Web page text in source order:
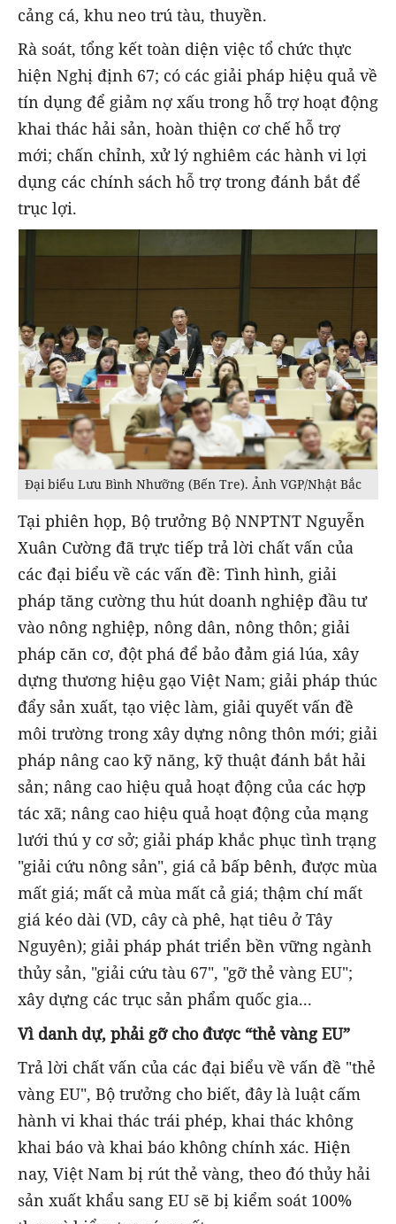
cảng cá, khu neo trú tàu, thuyền.
Rà soát, tổng kết toàn diện việc tổ chức thực
hiện Nghị định 67; có các giải pháp hiệu quả về
tín dụng để giảm nợ xấu trong hỗ trợ hoạt động
khai thác hải sản, hoàn thiện cơ chế hỗ trợ
mới; chấn chỉnh, xử lý nghiêm các hành vi lợi
dụng các chính sách hỗ trợ trong đánh bắt để
trục lợi.
Đại biểu Lưu Bình Nhưỡng (Bến Tre). Ảnh VGP/Nhật Bắc
Tại phiên họp, Bộ trưởng Bộ NNPTNT Nguyễn
Xuân Cường đã trực tiếp trả lời chất vấn của
các đại biểu về các vấn đề: Tình hình, giải
pháp tăng cường thu hút doanh nghiệp đầu tư
vào nông nghiệp, nông dân, nông thôn; giải
pháp căn cơ, đột phá để bảo đảm giá lúa, xây
dựng thương hiệu gạo Việt Nam; giải pháp thúc
đẩy sản xuất, tạo việc làm, giải quyết vấn đề
môi trường trong xây dựng nông thôn mới; giải
pháp nâng cao kỹ năng, kỹ thuật đánh bắt hải
sản; nâng cao hiệu quả hoạt động của các hợp
tác xã; nâng cao hiệu quả hoạt động của mạng
lưới thú y cơ sở; giải pháp khắc phục tình trạng
"giải cứu nông sản", giá cả bấp bênh, được mùa
mất giá; mất cả mùa mất cả giá; thậm chí mất
giá kéo dài (VD, cây cà phê, hạt tiêu ở Tây
Nguyên); giải pháp phát triển bền vững ngành
thủy sản, "giải cứu tàu 67", "gỡ thẻ vàng EU";
xây dựng các trục sản phẩm quốc gia...
Vì danh dự, phải gỡ cho được “thẻ vàng EU”
Trả lời chất vấn của các đại biểu về vấn đề "thẻ
vàng EU", Bộ trưởng cho biết, đây là luật cấm
hành vi khai thác trái phép, khai thác không
khai báo và khai báo không chính xác. Hiện
nay, Việt Nam bị rút thẻ vàng, theo đó thủy hải
sản xuất khẩu sang EU sẽ bị kiểm soát 100%